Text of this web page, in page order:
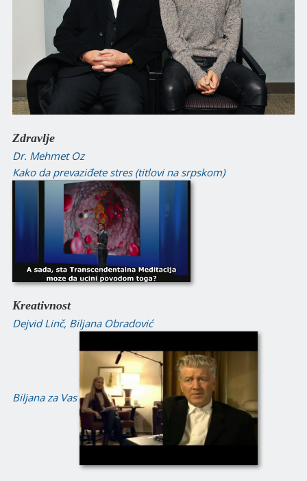
Zdravlje
Dr. Mehmet Oz
Kako da prevaziđete stres (titlovi na srpskom)
Kreativnost
Dejvid Linč, Biljana Obradović
Biljana za Vas